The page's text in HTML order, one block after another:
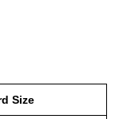
Size